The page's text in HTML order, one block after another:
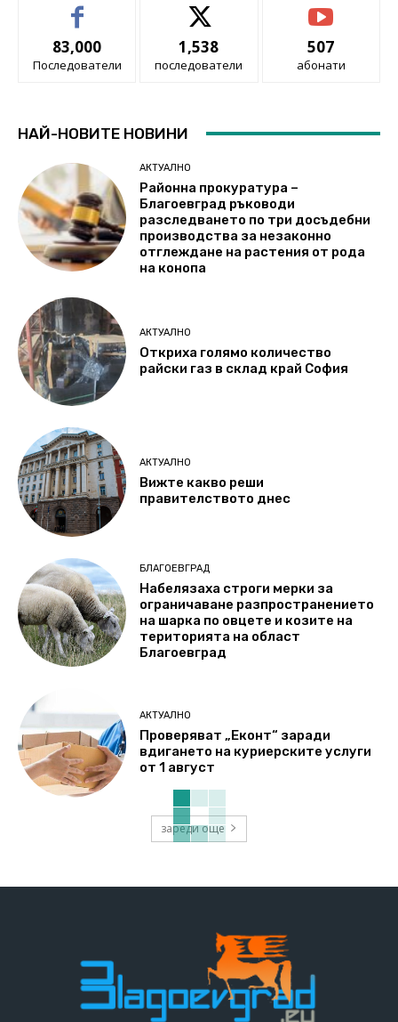
83,000
Последователи
1,538
последователи
507
абонати
НАЙ-НОВИТЕ НОВИНИ
АКТУАЛНО
Районна прокуратура –
Благоевград ръководи
разследването по три досъдебни
производства за незаконно
отглеждане на растения от рода
на конопа
АКТУАЛНО
Откриха голямо количество
райски газ в склад край София
АКТУАЛНО
Вижте какво реши
правителството днес
БЛАГОЕВГРАД
Набелязаха строги мерки за
ограничаване разпространението
на шарка по овцете и козите на
територията на област
Благоевград
АКТУАЛНО
Проверяват „Еконт“ заради
вдигането на куриерските услуги
от 1 август
зареди още